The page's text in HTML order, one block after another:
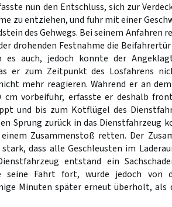
nun den Entschluss, sich zur
zu entziehen, und fuhr mit einer
des Gehwegs. Bei seinem Anfahren
drohenden Festnahme die
es auch, jedoch konnte der
er zum Zeitpunkt des Losfahrens
mehr reagieren. Während er an
cm vorbeifuhr, erfasste er deshalb
und bis zum Kotflügel des
Sprung zurück in das Dienstfahrzeug
Zusammenstoß retten. Der
dass alle Geschleusten im
entstand ein
seine Fahrt fort, wurde jedoch von
Minuten später erneut überholt, als